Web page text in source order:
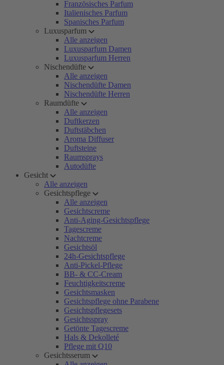
Französisches Parfum
Italienisches Parfum
Spanisches Parfum
Luxusparfum
Alle anzeigen
Luxusparfum Damen
Luxusparfum Herren
Nischendüfte
Alle anzeigen
Nischendüfte Damen
Nischendüfte Herren
Raumdüfte
Alle anzeigen
Duftkerzen
Duftstäbchen
Aroma Diffuser
Duftsteine
Raumsprays
Autodüfte
Gesicht
Alle anzeigen
Gesichtspflege
Alle anzeigen
Gesichtscreme
Anti-Aging-Gesichtspflege
Tagescreme
Nachtcreme
Gesichtsöl
24h-Gesichtspflege
Anti-Pickel-Pflege
BB- & CC-Cream
Feuchtigkeitscreme
Gesichtsmasken
Gesichtspflege ohne Parabene
Gesichtspflegesets
Gesichtsspray
Getönte Tagescreme
Hals & Dekolleté
Pflege mit Q10
Gesichtsserum